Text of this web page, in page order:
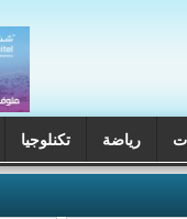
رياضة تكنلوجيا